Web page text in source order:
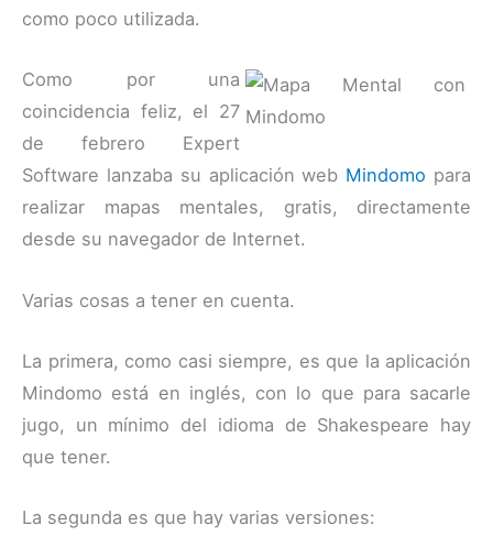
como poco utilizada.
Como por una
coincidencia feliz, el 27
de febrero Expert
Software lanzaba su aplicación web Mindomo para
realizar mapas mentales, gratis, directamente
desde su navegador de Internet.
Varias cosas a tener en cuenta.
La primera, como casi siempre, es que la aplicación
Mindomo está en inglés, con lo que para sacarle
jugo, un mínimo del idioma de Shakespeare hay
que tener.
La segunda es que hay varias versiones: